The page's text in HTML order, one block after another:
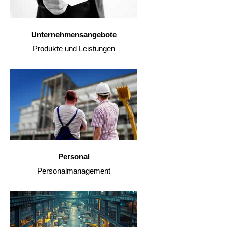
Unternehmensangebote
Produkte und Leistungen
Personal
Personalmanagement